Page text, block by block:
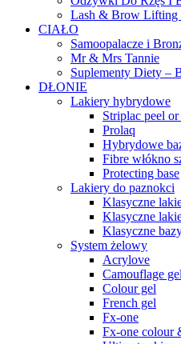
Lash & Brow Lifting
CIAŁO
Samoopalacze i
Mr & Mrs Tannie
Suplementy Diety –
DŁONIE
Lakiery hybrydowe
Striplac peel or
Prolaq
Hybrydowe
Fibre włókno
Protecting base
Lakiery do paznokci
Klasyczne
Klasyczne
Klasyczne
System żelowy
Acrylove
Camouflage gel
Colour gel
French gel
Fx-one
Fx-one colour